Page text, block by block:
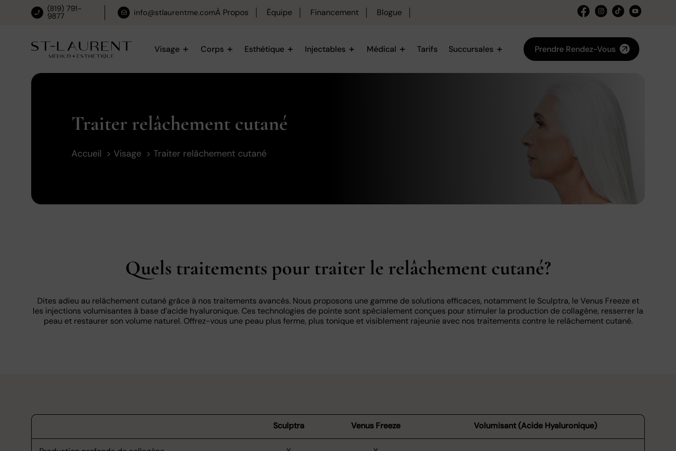
(819) 791-
9877 info@stlaurentme.comÀ Propos Équipe Financement Blogue
Visage Corps Esthétique Injectables Médical Tarifs Succursales Prendre Rendez-Vous
Traiter relâchement cutané
Accueil Visage Traiter relâchement cutané
Quels traitements pour traiter le relâchement cutané?
Dites adieu au relâchement cutané grâce à nos traitements avancés. Nous proposons une gamme de solutions efficaces, notamment le Sculptra, le Venus Freeze et
les injections volumisantes à base d’acide hyaluronique. Ces technologies de pointe sont spécialement conçues pour stimuler la production de collagène, resserrer la
peau et restaurer son volume naturel. Offrez-vous une peau plus ferme, plus tonique et visiblement rajeunie avec nos traitements contre le relâchement cutané.
Sculptra Venus Freeze Volumisant (Acide Hyaluronique)